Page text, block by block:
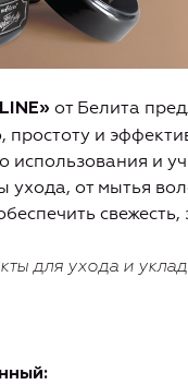
» от Белита
простоту и
использования и
от мытья
для ухода и